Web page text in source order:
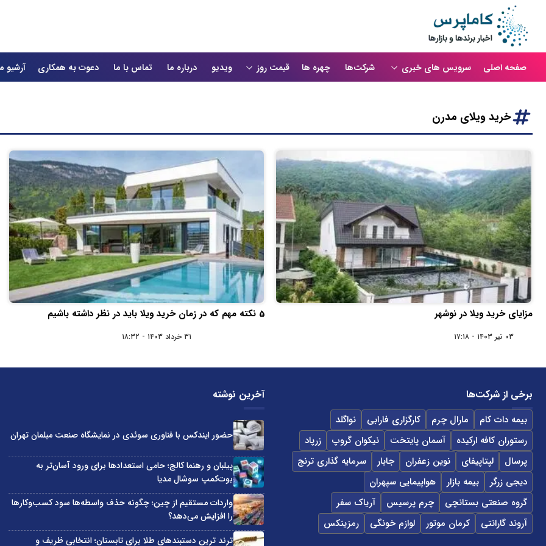
صفحه اصلی سرویس های خبری شرکت‌ها چهره ها قیمت روز ویدیو درباره ما تماس با ما دعوت به همکاری آرشیو
خرید ویلای مدرن
مزایای خرید ویلا در نوشهر
۰۳ تیر ۱۴۰۳ - ۱۷:۱۸
5 نکته مهم که در زمان خرید ویلا باید در نظر داشته باشیم
۳۱ خرداد ۱۴۰۳ - ۱۸:۳۲
برخی از شرکت‌ها
بیمه دات کام مارال چرم کارگزاری فارابی
نواگلد
رستوران کافه ارکیده
آسمان پایتخت نیکوان گروپ
زرپاد
پرسال
لپتاپیفای نوین زعفران جابار
سرمایه گذاری ترنج
دیجی زرگر
بیمه بازار
هواپیمایی سپهران
گروه صنعتی بستانچی
چرم پرسیس
آریاک سفر
آروند گارانتی
کرمان موتور لوازم خونگی رمزینکس
آخرین نوشته
حضور ایندکس با فناوری سوئدی در نمایشگاه صنعت مبلمان تهران
پیلبان و رهنما کالج؛ حامی استعدادها برای ورود آسان‌تر به
بوت‌کمپ سوشال مدیا
واردات مستقیم از چین؛ چگونه حذف واسطه‌ها سود کسب‌وکارها
را افزایش می‌دهد؟
ترند ترین دستبندهای طلا برای تابستان؛ انتخابی ظریف و